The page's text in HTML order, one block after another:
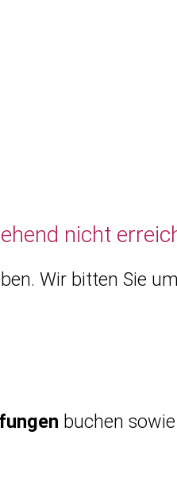
nicht
Wir bitten Sie
buchen